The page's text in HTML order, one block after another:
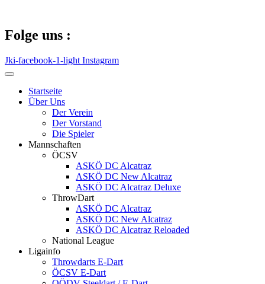
springen
Folge uns :
Jki-facebook-1-light Instagram
Startseite
Über Uns
Der Verein
Der Vorstand
Die Spieler
Mannschaften
ÖCSV
ASKÖ DC Alcatraz
ASKÖ DC New Alcatraz
ASKÖ DC Alcatraz Deluxe
ThrowDart
ASKÖ DC Alcatraz
ASKÖ DC New Alcatraz
ASKÖ DC Alcatraz Reloaded
National League
Ligainfo
Throwdarts E-Dart
ÖCSV E-Dart